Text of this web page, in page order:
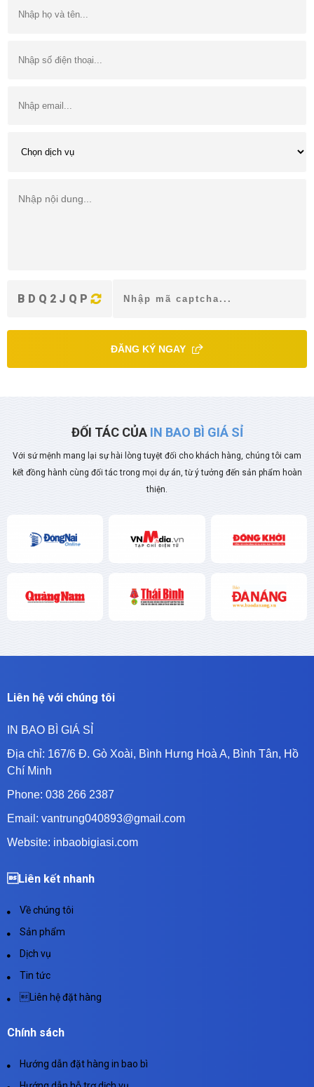
BDQ2JQP
ĐĂNG KÝ NGAY
ĐỐI TÁC CỦA IN BAO BÌ GIÁ SỈ
Với sứ mệnh mang lại sự hài lòng tuyệt đối cho khách hàng, chúng tôi cam
kết đồng hành cùng đối tác trong mọi dự án, từ ý tưởng đến sản phẩm hoàn
thiện.
Liên hệ với chúng tôi
IN BAO BÌ GIÁ SỈ
Địa chỉ: 167/6 Đ. Gò Xoài, Bình Hưng Hoà A, Bình Tân, Hồ
Chí Minh
Phone: 038 266 2387
Email: vantrung040893@gmail.com
Website: inbaobigiasi.com
Liên kết nhanh
Về chúng tôi
Sản phẩm
Dịch vụ
Tin tức
Liên hệ đặt hàng
Chính sách
Hướng dẫn đặt hàng in bao bì